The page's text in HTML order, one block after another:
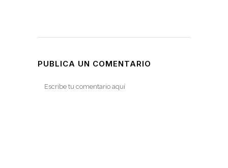
PUBLICA UN COMENTARIO